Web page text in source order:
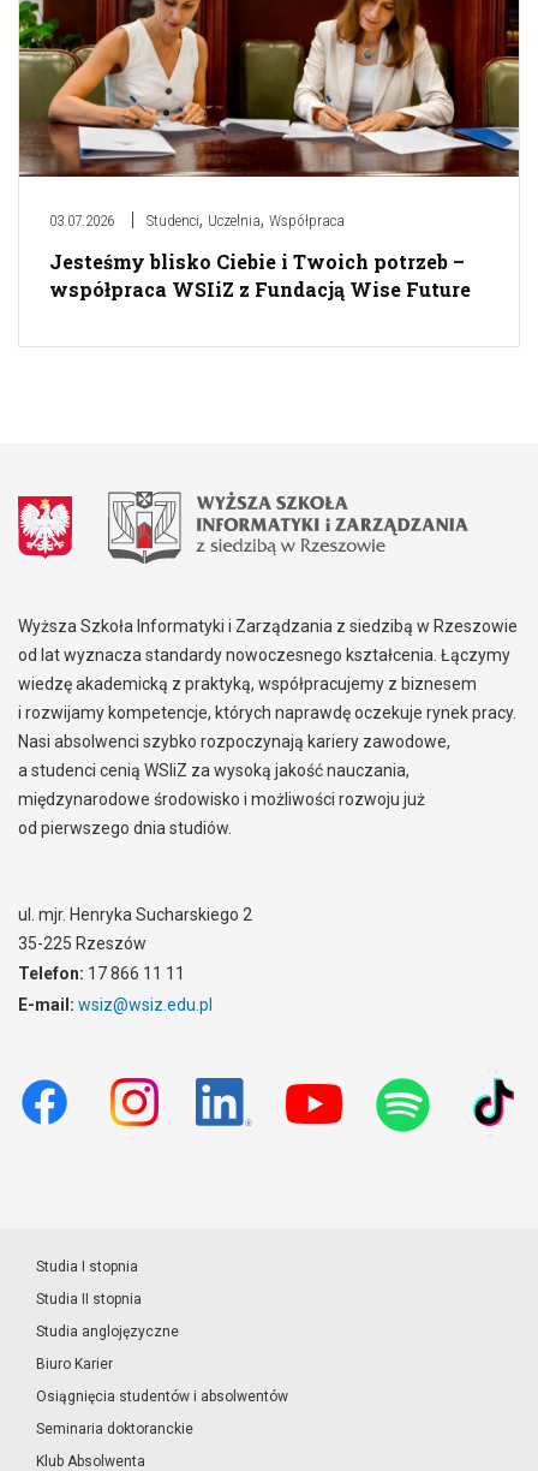
03.07.2026 Studenci, Uczelnia, Współpraca
Jesteśmy blisko Ciebie i Twoich potrzeb –
współpraca WSIiZ z Fundacją Wise Future
Wyższa Szkoła Informatyki i Zarządzania z siedzibą w Rzeszowie
od lat wyznacza standardy nowoczesnego kształcenia. Łączymy
wiedzę akademicką z praktyką, współpracujemy z biznesem
i rozwijamy kompetencje, których naprawdę oczekuje rynek pracy.
Nasi absolwenci szybko rozpoczynają kariery zawodowe,
a studenci cenią WSIiZ za wysoką jakość nauczania,
międzynarodowe środowisko i możliwości rozwoju już
od pierwszego dnia studiów.
ul. mjr. Henryka Sucharskiego 2
35-225 Rzeszów
Telefon: 17 866 11 11
E-mail: wsiz@wsiz.edu.pl
Studia I stopnia
Studia II stopnia
Studia anglojęzyczne
Biuro Karier
Osiągnięcia studentów i absolwentów
Seminaria doktoranckie
Klub Absolwenta